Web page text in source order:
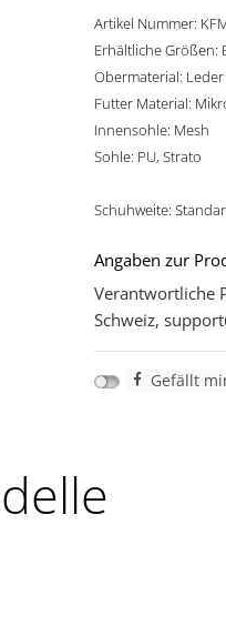
Artikel Nummer:
Erhältliche Größen:
Obermaterial:
Futter Material:
Innensohle: Mesh
Sohle: PU, Strato
Schuhweite:
Angaben zur
Verantwortliche
Schweiz,
Gefällt